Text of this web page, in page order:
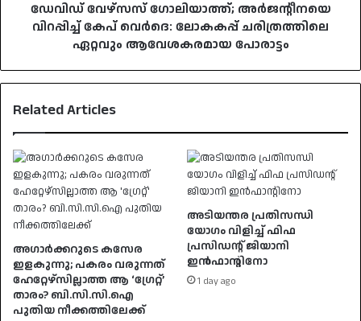
പോരാട്ടം
ഡേവിഡ് വേഴ്സസ് ഗോലിയാത്ത്; അർജന്റീനയെ
വിറപ്പിച്ച് കേപ് വെർദെ: ലോകകപ്പ് ചരിത്രത്തിലെ
ഏറ്റവും ആവേശകരമായ പോരാട്ടം
Related Articles
അഗാർക്കറുടെ കസേര
ഇളകുന്നു; പകരം വരുന്നത്
ഹേറ്റേഴ്സില്ലാത്ത ആ ‘ഗ്രേറ്റ്’
താരം? ബി.സി.സി.ഐ
പുതിയ നീക്കത്തിലേക്ക്
അടിയന്തര പ്രതിസന്ധി
യോഗം വിളിച്ച് ഫിഫ
പ്രസിഡന്റ് ജിയാനി
ഇൻഫാന്റിനോ
1 day ago